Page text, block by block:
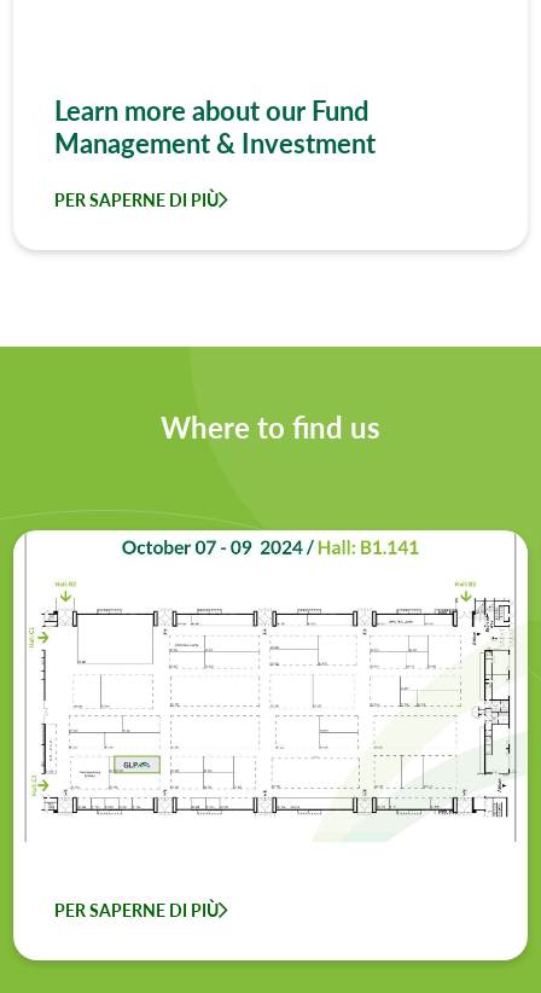
Learn more about our Fund
Management & Investment
PER SAPERNE DI PIÙ
Where to find us
PER SAPERNE DI PIÙ